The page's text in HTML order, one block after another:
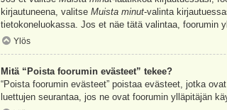
kirjautuneena, valitse Muista minut-valinta
tietokoneluokassa. Jos et näe tätä valintaa, foorumin
Ylös
Mitä “Poista foorumin evästeet” tekee?
“Poista foorumin evästeet” poistaa evästeet, jotka
luettujen seurantaa, jos ne ovat foorumin ylläpitäjän